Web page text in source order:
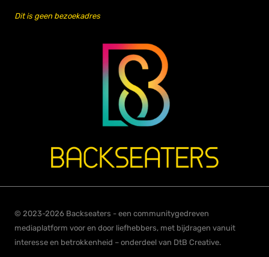
Dit is geen bezoekadres
© 2023-2026 Backseaters - een communitygedreven
mediaplatform voor en door liefhebbers, met bijdragen vanuit
interesse en betrokkenheid – onderdeel van DtB Creative.